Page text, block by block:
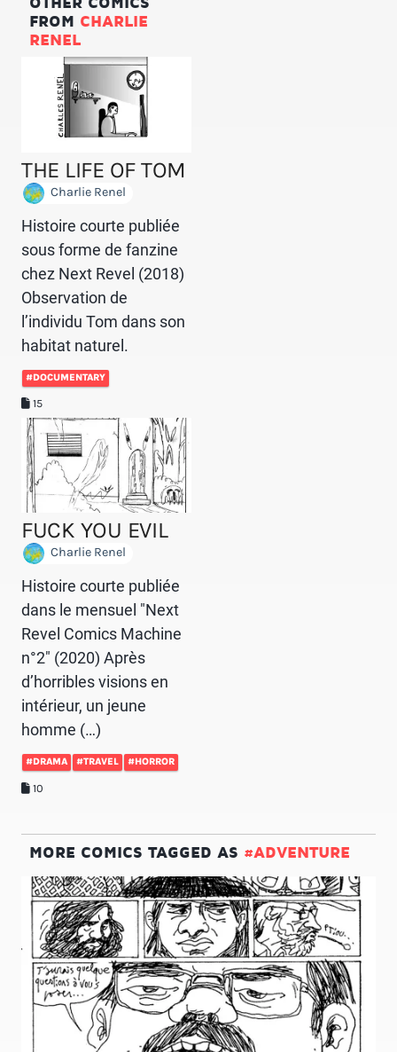
FROM CHARLIE
RENEL
THE LIFE OF TOM
Charlie Renel
Histoire courte publiée
sous forme de fanzine
chez Next Revel (2018)
Observation de
l’individu Tom dans son
habitat naturel.
#DOCUMENTARY
15
FUCK YOU EVIL
Charlie Renel
Histoire courte publiée
dans le mensuel "Next
Revel Comics Machine
n°2" (2020) Après
d’horribles visions en
intérieur, un jeune
homme (…)
#DRAMA #TRAVEL #HORROR
10
MORE COMICS TAGGED AS #ADVENTURE